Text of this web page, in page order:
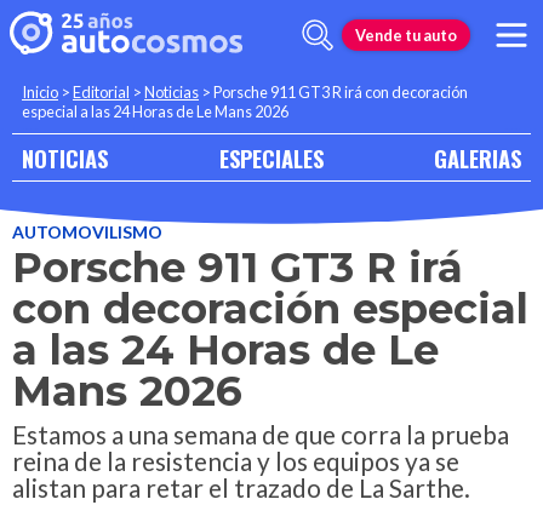
Vende tu auto
Inicio >Editorial >Noticias >Porsche 911 GT3 R irá con decoración
especial a las 24 Horas de Le Mans 2026
NOTICIAS ESPECIALES GALERIAS
AUTOMOVILISMO
Porsche 911 GT3 R irá
con decoración especial
a las 24 Horas de Le
Mans 2026
Estamos a una semana de que corra la prueba
reina de la resistencia y los equipos ya se
alistan para retar el trazado de La Sarthe.